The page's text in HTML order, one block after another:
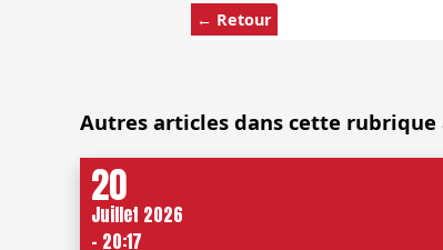
← Retour
Autres articles dans cette rubrique
20
Juillet 2026
- 20:17